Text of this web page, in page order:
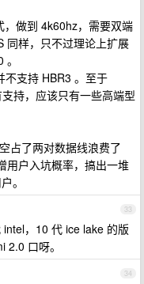
做到 4k60hz，需要双端
同样，只不过理论上扩展
不支持 HBR3 。至于
持，应该只有一些高端型
占了两对数据线浪费了
用户入坑概率，搞出一堆
。
33
，10 代 ice lake 的版
口呀。
34